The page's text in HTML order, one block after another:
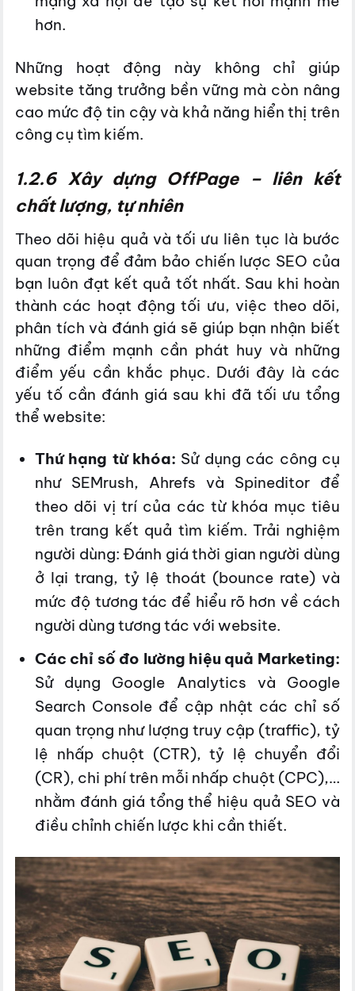
hơn.
Những hoạt động này không chỉ giúp
website tăng trưởng bền vững mà còn nâng
cao mức độ tin cậy và khả năng hiển thị trên
công cụ tìm kiếm.
1.2.6 Xây dựng OffPage – liên kết
chất lượng, tự nhiên
Theo dõi hiệu quả và tối ưu liên tục là bước
quan trọng để đảm bảo chiến lược SEO của
bạn luôn đạt kết quả tốt nhất. Sau khi hoàn
thành các hoạt động tối ưu, việc theo dõi,
phân tích và đánh giá sẽ giúp bạn nhận biết
những điểm mạnh cần phát huy và những
điểm yếu cần khắc phục. Dưới đây là các
yếu tố cần đánh giá sau khi đã tối ưu tổng
thể website:
Thứ hạng từ khóa: Sử dụng các công cụ
như SEMrush, Ahrefs và Spineditor để
theo dõi vị trí của các từ khóa mục tiêu
trên trang kết quả tìm kiếm. Trải nghiệm
người dùng: Đánh giá thời gian người dùng
ở lại trang, tỷ lệ thoát (bounce rate) và
mức độ tương tác để hiểu rõ hơn về cách
người dùng tương tác với website.
Các chỉ số đo lường hiệu quả Marketing:
Sử dụng Google Analytics và Google
Search Console để cập nhật các chỉ số
quan trọng như lượng truy cập (traffic), tỷ
lệ nhấp chuột (CTR), tỷ lệ chuyển đổi
(CR), chi phí trên mỗi nhấp chuột (CPC),…
nhằm đánh giá tổng thể hiệu quả SEO và
điều chỉnh chiến lược khi cần thiết.